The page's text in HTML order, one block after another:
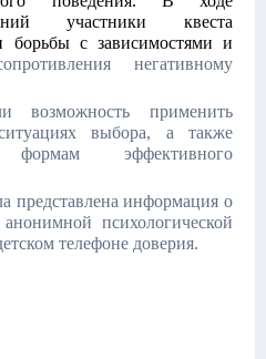
участники квеста
борьбы с зависимостями и
негативному
возможность применить
выбора, а также
эффективного
представлена информация о
психологической
телефоне доверия.